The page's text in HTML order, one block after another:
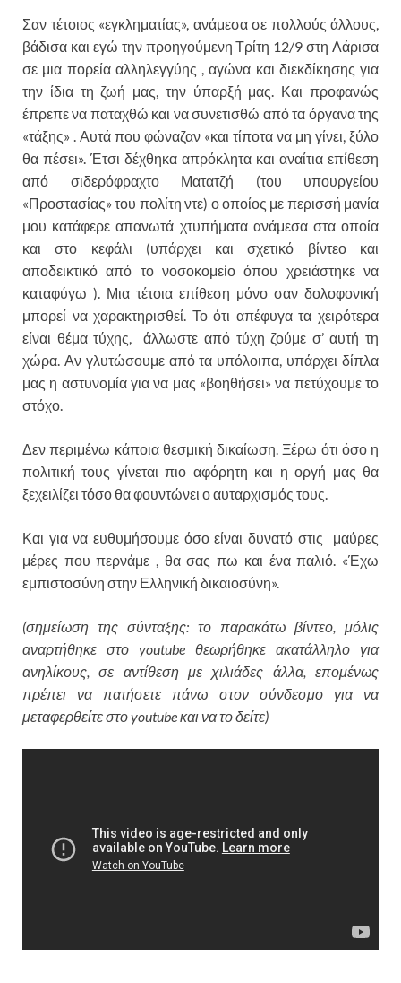
Σαν τέτοιος «εγκληματίας», ανάμεσα σε πολλούς άλλους,
βάδισα και εγώ την προηγούμενη Τρίτη 12/9 στη Λάρισα
σε μια πορεία αλληλεγγύης , αγώνα και διεκδίκησης για
την ίδια τη ζωή μας, την ύπαρξή μας. Και προφανώς
έπρεπε να παταχθώ και να συνετισθώ από τα όργανα της
«τάξης» . Αυτά που φώναζαν «και τίποτα να μη γίνει, ξύλο
θα πέσει». Έτσι δέχθηκα απρόκλητα και αναίτια επίθεση
από σιδερόφραχτο Ματατζή (του υπουργείου
«Προστασίας» του πολίτη ντε) ο οποίος με περισσή μανία
μου κατάφερε απανωτά χτυπήματα ανάμεσα στα οποία
και στο κεφάλι (υπάρχει και σχετικό βίντεο και
αποδεικτικό από το νοσοκομείο όπου χρειάστηκε να
καταφύγω ). Μια τέτοια επίθεση μόνο σαν δολοφονική
μπορεί να χαρακτηρισθεί. Το ότι απέφυγα τα χειρότερα
είναι θέμα τύχης, άλλωστε από τύχη ζούμε σ’ αυτή τη
χώρα. Αν γλυτώσουμε από τα υπόλοιπα, υπάρχει δίπλα
μας η αστυνομία για να μας «βοηθήσει» να πετύχουμε το
στόχο.
Δεν περιμένω κάποια θεσμική δικαίωση. Ξέρω ότι όσο η
πολιτική τους γίνεται πιο αφόρητη και η οργή μας θα
ξεχειλίζει τόσο θα φουντώνει ο αυταρχισμός τους.
Και για να ευθυμήσουμε όσο είναι δυνατό στις μαύρες
μέρες που περνάμε , θα σας πω και ένα παλιό. «Έχω
εμπιστοσύνη στην Ελληνική δικαιοσύνη».
(σημείωση της σύνταξης: το παρακάτω βίντεο, μόλις
αναρτήθηκε στο youtube θεωρήθηκε ακατάλληλο για
ανηλίκους, σε αντίθεση με χιλιάδες άλλα, επομένως
πρέπει να πατήσετε πάνω στον σύνδεσμο για να
μεταφερθείτε στο youtube και να το δείτε)